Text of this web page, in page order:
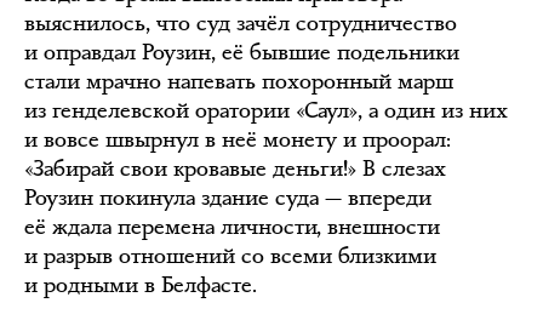
выяснилось, что суд зачёл сотрудничество
и оправдал Роузин, её бывшие подельники
стали мрачно напевать похоронный марш
из генделевской оратории «Саул», а один из них
и вовсе швырнул в неё монету и проорал:
«Забирай свои кровавые деньги!» В слезах
Роузин покинула здание суда — впереди
её ждала перемена личности, внешности
и разрыв отношений со всеми близкими
и родными в Белфасте.